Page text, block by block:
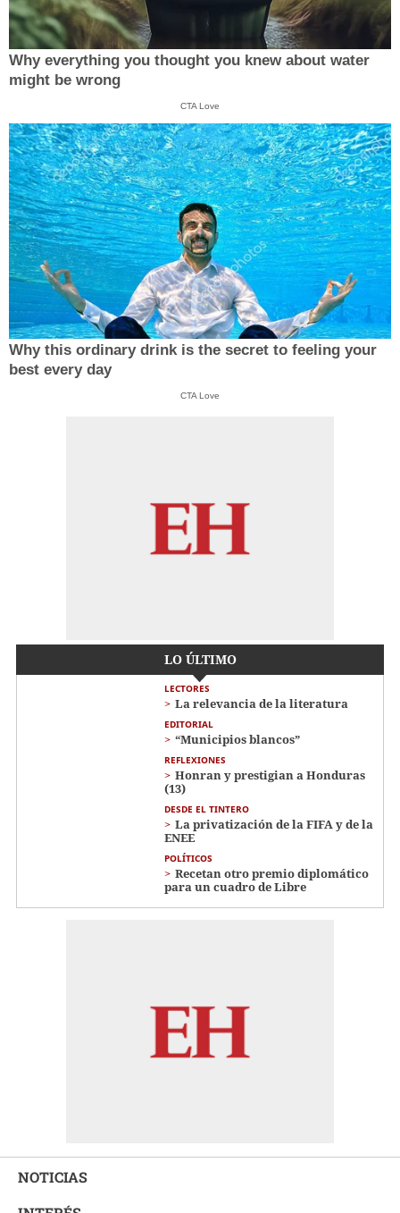
Why everything you thought you knew about water
might be wrong
CTA Love
Why this ordinary drink is the secret to feeling your
best every day
CTA Love
LO ÚLTIMO
LECTORES
La relevancia de la literatura
EDITORIAL
“Municipios blancos”
REFLEXIONES
Honran y prestigian a Honduras
(13)
DESDE EL TINTERO
La privatización de la FIFA y de la
ENEE
POLÍTICOS
Recetan otro premio diplomático
para un cuadro de Libre
NOTICIAS